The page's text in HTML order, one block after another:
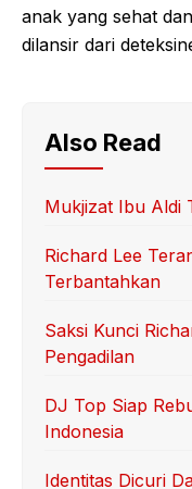
anak yang sehat
dilansir dari
Also Read
Mukjizat Ibu Aldi
Richard Lee
Terbantahkan
Saksi Kunci
Pengadilan
DJ Top Siap
Indonesia
Identitas Dicuri